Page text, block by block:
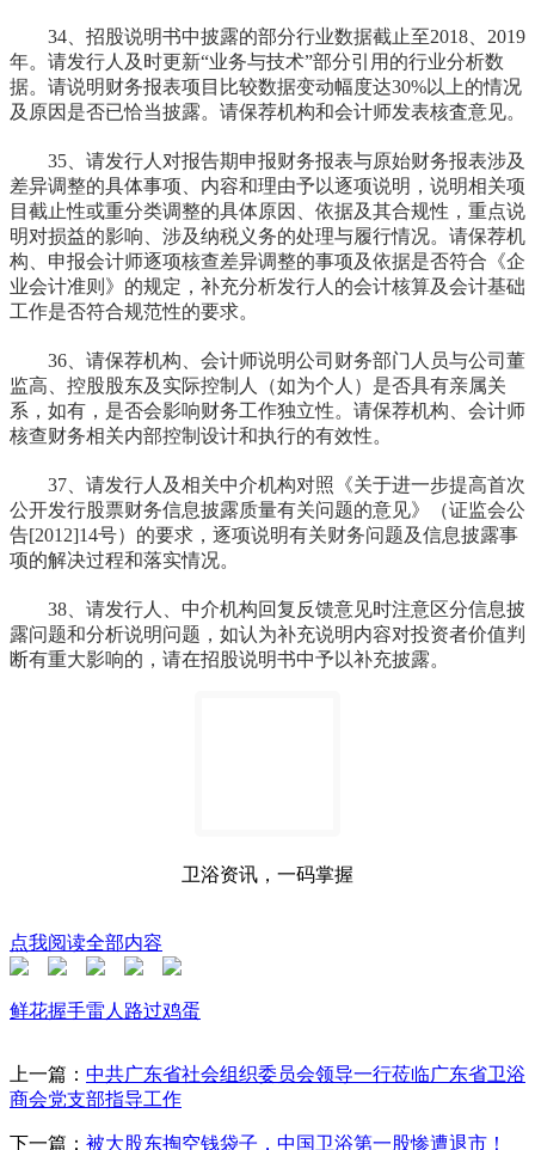
34、招股说明书中披露的部分行业数据截止至2018、2019
年。请发行人及时更新“业务与技术”部分引用的行业分析数
据。请说明财务报表项目比较数据变动幅度达30%以上的情况
及原因是否已恰当披露。请保荐机构和会计师发表核査意见。
35、请发行人对报告期申报财务报表与原始财务报表涉及
差异调整的具体事项、内容和理由予以逐项说明，说明相关项
目截止性或重分类调整的具体原因、依据及其合规性，重点说
明对损益的影响、涉及纳税义务的处理与履行情况。请保荐机
构、申报会计师逐项核查差异调整的事项及依据是否符合《企
业会计准则》的规定，补充分析发行人的会计核算及会计基础
工作是否符合规范性的要求。
36、请保荐机构、会计师说明公司财务部门人员与公司董
监高、控股股东及实际控制人（如为个人）是否具有亲属关
系，如有，是否会影响财务工作独立性。请保荐机构、会计师
核查财务相关内部控制设计和执行的有效性。
37、请发行人及相关中介机构对照《关于进一步提高首次
公开发行股票财务信息披露质量有关问题的意见》（证监会公
告[2012]14号）的要求，逐项说明有关财务问题及信息披露事
项的解决过程和落实情况。
38、请发行人、中介机构回复反馈意见时注意区分信息披
露问题和分析说明问题，如认为补充说明内容对投资者价值判
断有重大影响的，请在招股说明书中予以补充披露。
卫浴资讯，一码掌握
点我阅读全部内容
鲜花握手雷人 路过鸡蛋
上一篇： 中共广东省社会组织委员会领导一行莅临广东省卫浴
商会党支部指导工作
下一篇： 被大股东掏空钱袋子，中国卫浴第一股惨遭退市！